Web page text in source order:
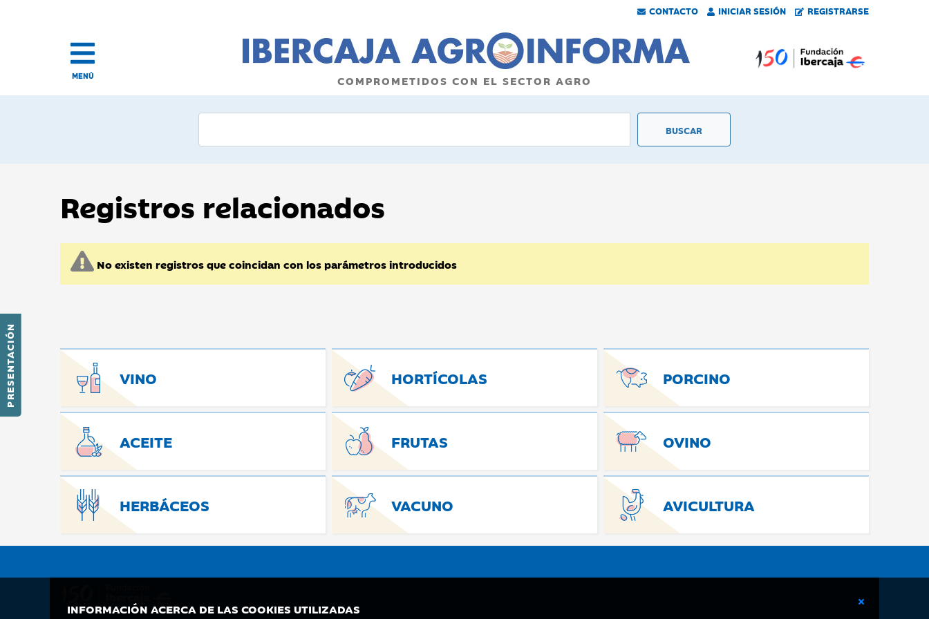
CONTACTO INICIAR SESIÓN REGISTRARSE
PRESENTACIÓN
MENÚ COMPROMETIDOS CON EL SECTOR AGRO
INFORMACIÓN ACERCA DE LAS COOKIES UTILIZADAS
Registros relacionados
No existen registros que coincidan con los parámetros introducidos
VINO HORTÍCOLAS PORCINO
ACEITE FRUTAS OVINO
HERBÁCEOS VACUNO AVICULTURA